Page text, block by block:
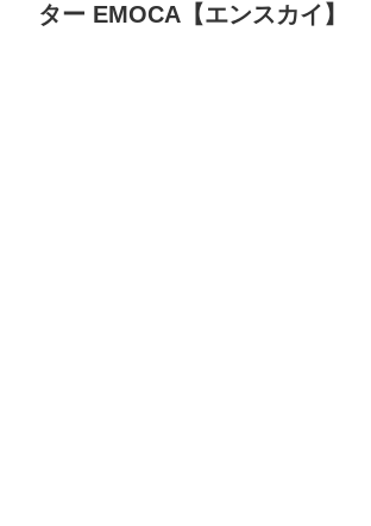
ター EMOCA【エンスカイ】